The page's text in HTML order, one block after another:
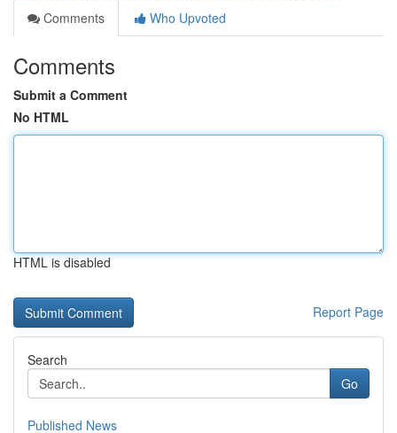
Comments
Who Upvoted
Comments
Submit a Comment
No HTML
HTML is disabled
Report Page
Search
Go
Published News